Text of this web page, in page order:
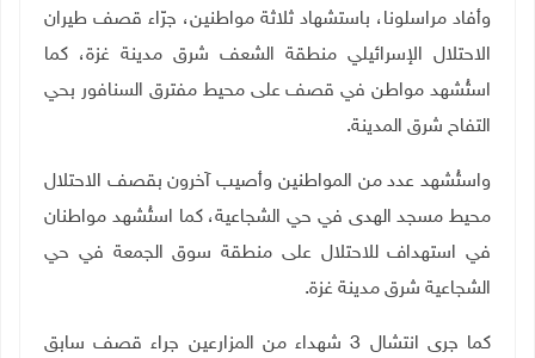
وأفاد مراسلونا، باستشهاد ثلاثة مواطنين، جرّاء قصف طيران
الاحتلال الإسرائيلي منطقة الشعف شرق مدينة غزة، كما
استُشهد مواطن في قصف على محيط مفترق السنافور بحي
التفاح شرق المدينة.
واستُشهد عدد من المواطنين وأصيب آخرون بقصف الاحتلال
محيط مسجد الهدى في حي الشجاعية، كما استُشهد مواطنان
في استهداف للاحتلال على منطقة سوق الجمعة في حي
الشجاعية شرق مدينة غزة.
كما جرى انتشال 3 شهداء من المزارعين جراء قصف سابق